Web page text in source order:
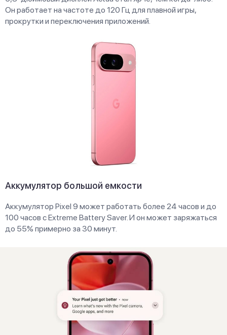
Он работает на частоте до 120 Гц для плавной игры,
прокрутки и переключения приложений.
Аккумулятор большой емкости
Аккумулятор Pixel 9 может работать более 24 часов и до
100 часов с Extreme Battery Saver. И он может заряжаться
до 55% примерно за 30 минут.